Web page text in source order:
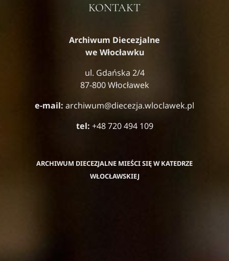
ARCHIWUM DIECEZJALNE MIEŚCI SIĘ W KATEDRZE
WŁOCŁAWSKIEJ
KONTAKT
Archiwum Diecezjalne
we Włocławku
ul. Gdańska 2/4
87-800 Włocławek
e-mail: archiwum@diecezja.wloclawek.pl
tel: +48 720 494 109